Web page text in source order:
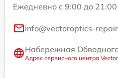
Ежедневно с 9:00 до 21:00
info@vectoroptics-
Набережная
Адрес сервисного центра